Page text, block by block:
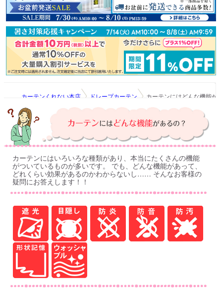
カーテンくれない本店 ドレープカーテン カーテンにはどんな機能が
カーテンにはいろいろな種類があり、本当にたくさんの機能
がついているものが多いです。 でも、どんな機能があって、
どれくらい効果があるのかわからないし…… そんなお客様の
疑問にお答えします！！